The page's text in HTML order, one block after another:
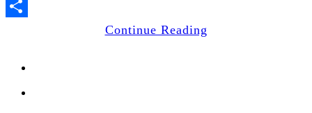
Share
Continue Reading